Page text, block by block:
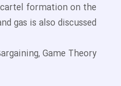
formation on the
gas is also discussed.
Game Theory